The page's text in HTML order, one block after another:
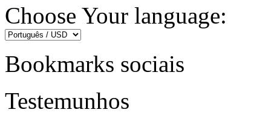
Choose Your language:
Bookmarks sociais
Testemunhos